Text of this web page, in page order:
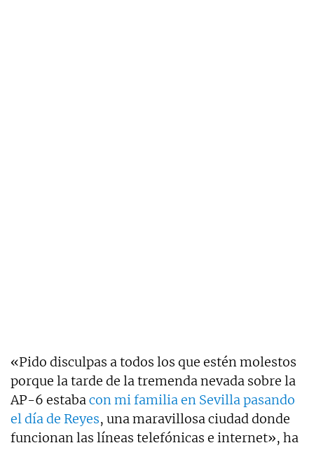
«Pido disculpas a todos los que estén molestos
porque la tarde de la tremenda nevada sobre la
AP-6 estabacon mi familia en Sevilla pasando
el día de Reyes, una maravillosa ciudad donde
funcionan las líneas telefónicas e internet», ha